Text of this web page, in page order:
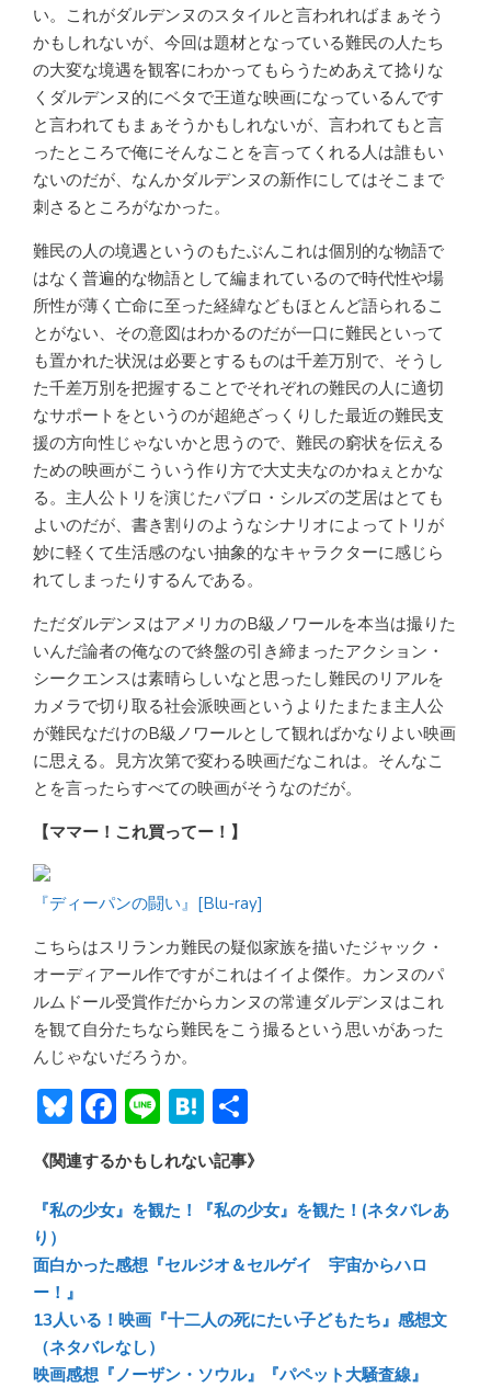
い。これがダルデンヌのスタイルと言われればまぁそう
かもしれないが、今回は題材となっている難民の人たち
の大変な境遇を観客にわかってもらうためあえて捻りな
くダルデンヌ的にベタで王道な映画になっているんです
と言われてもまぁそうかもしれないが、言われてもと言
ったところで俺にそんなことを言ってくれる人は誰もい
ないのだが、なんかダルデンヌの新作にしてはそこまで
刺さるところがなかった。
難民の人の境遇というのもたぶんこれは個別的な物語で
はなく普遍的な物語として編まれているので時代性や場
所性が薄く亡命に至った経緯などもほとんど語られるこ
とがない、その意図はわかるのだが一口に難民といって
も置かれた状況は必要とするものは千差万別で、そうし
た千差万別を把握することでそれぞれの難民の人に適切
なサポートをというのが超絶ざっくりした最近の難民支
援の方向性じゃないかと思うので、難民の窮状を伝える
ための映画がこういう作り方で大丈夫なのかねぇとかな
る。主人公トリを演じたパブロ・シルズの芝居はとても
よいのだが、書き割りのようなシナリオによってトリが
妙に軽くて生活感のない抽象的なキャラクターに感じら
れてしまったりするんである。
ただダルデンヌはアメリカのB級ノワールを本当は撮りた
いんだ論者の俺なので終盤の引き締まったアクション・
シークエンスは素晴らしいなと思ったし難民のリアルを
カメラで切り取る社会派映画というよりたまたま主人公
が難民なだけのB級ノワールとして観ればかなりよい映画
に思える。見方次第で変わる映画だなこれは。そんなこ
とを言ったらすべての映画がそうなのだが。
【ママー！これ買ってー！】
『ディーパンの闘い』[Blu-ray]
こちらはスリランカ難民の疑似家族を描いたジャック・
オーディアール作ですがこれはイイよ傑作。カンヌのパ
ルムドール受賞作だからカンヌの常連ダルデンヌはこれ
を観て自分たちなら難民をこう撮るという思いがあった
んじゃないだろうか。
Bl
u
e
sk
y
F
ac
e
b
o
ok
Li
n
e
H
at
e
n
a
有
《関連するかもしれない記事》
『私の少女』を観た！『私の少女』を観た！(ネタバレあ
り）
面白かった感想『セルジオ＆セルゲイ 宇宙からハロ
ー！』
13人いる！映画『十二人の死にたい子どもたち』感想文
（ネタバレなし）
映画感想『ノーザン・ソウル』『パペット大騒査線』